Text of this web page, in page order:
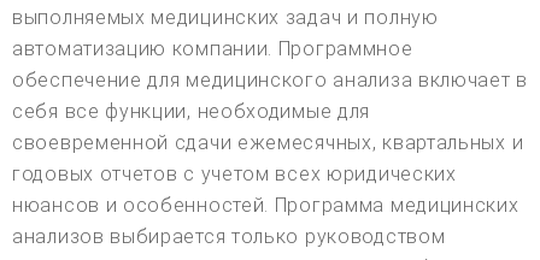
выполняемых медицинских задач и полную
автоматизацию компании. Программное
обеспечение для медицинского анализа включает в
себя все функции, необходимые для
своевременной сдачи ежемесячных, квартальных и
годовых отчетов с учетом всех юридических
нюансов и особенностей. Программа медицинских
анализов выбирается только руководством